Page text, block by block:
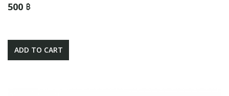
500 ฿
ADD TO CART